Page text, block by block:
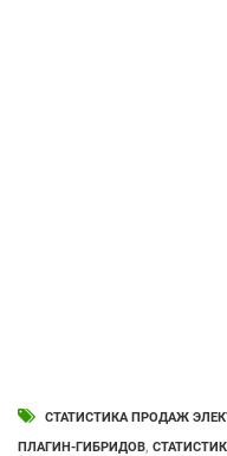
СТАТИСТИКА ПРОДАЖ
ПЛАГИН-ГИБРИДОВ,